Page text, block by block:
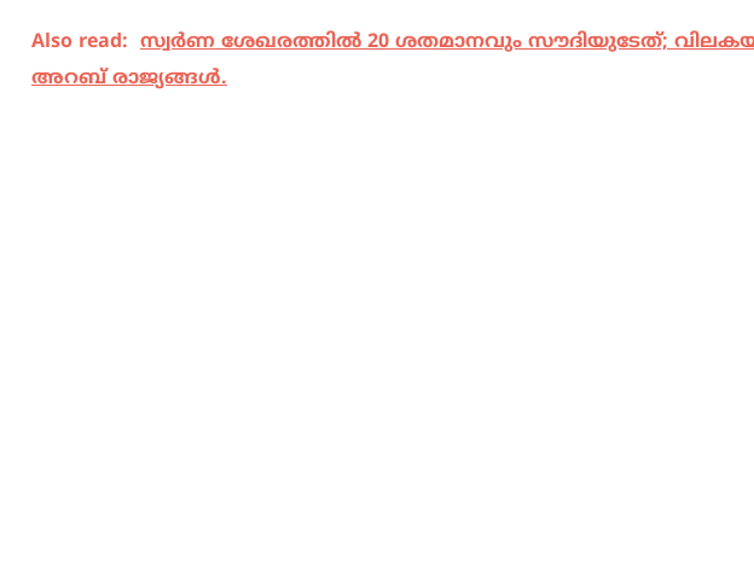
Also read: സ്വർണ ശേഖരത്തിൽ 20 ശതമാനവും സൗദിയുടേത്;
അറബ് രാജ്യങ്ങൾ.